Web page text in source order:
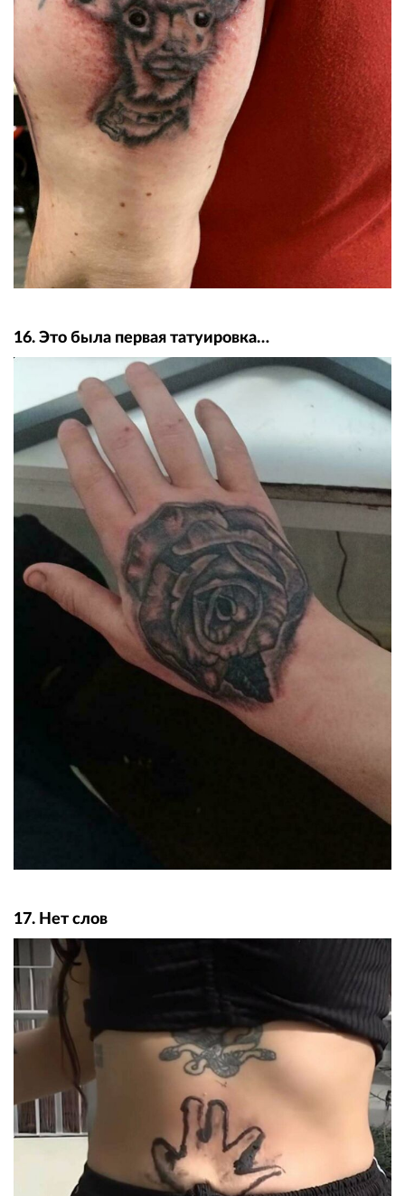
16. Это была первая татуировка…
17. Нет слов